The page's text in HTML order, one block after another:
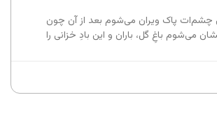
پاک ویران می‌شوم بعد از آن چون
می‌شوم باغِ گل، باران و این بادِ خزانی را